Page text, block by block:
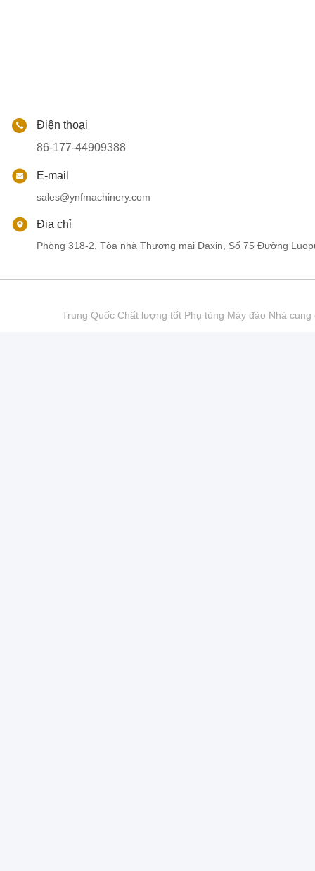
Điện thoại
86-177-44909388
E-mail
sales@ynfmachinery.com
Địa chỉ
Phòng 318-2, Tòa nhà Thương mại Daxin, Số 75 Đường
Trung Quốc Chất lượng tốt Phụ tùng Máy đào Nhà